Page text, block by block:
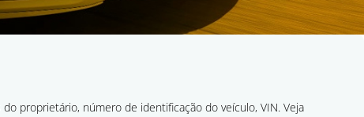
proprietário, número de identificação do veículo, VIN. Veja